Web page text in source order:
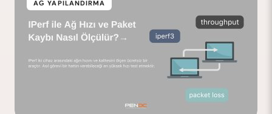
AĞ YAPILANDIRMA